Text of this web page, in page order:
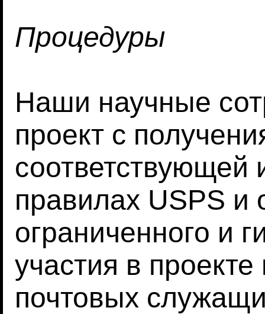
Процедуры
Наши научные
проект с
правилах USPS и
ограниченного и
участия в
почтовых